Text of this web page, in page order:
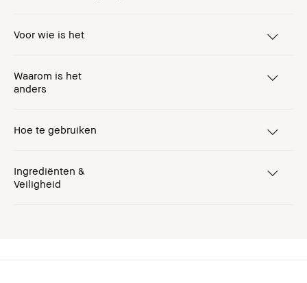
Voor wie is het
Waarom is het
anders
Hoe te gebruiken
Ingrediënten &
Veiligheid